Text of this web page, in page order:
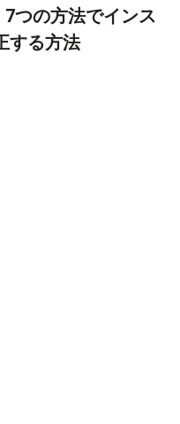
つの方法でインス
する方法